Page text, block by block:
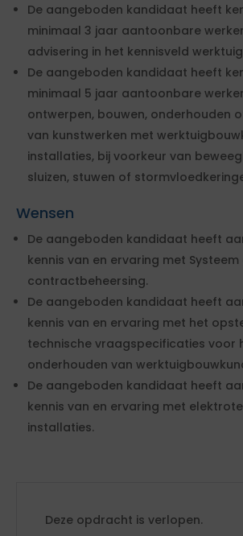
De aangeboden kandidaat heeft
minimaal 3 jaar aantoonbare
advisering in het kennisveld
De aangeboden kandidaat heeft
minimaal 5 jaar aantoonbare
ontwerpen, bouwen, onderhouden
van kunstwerken met
installaties, bij voorkeur van
sluizen, stuwen of
Wensen
De aangeboden kandidaat heeft
kennis van en ervaring met
contractbeheersing.
De aangeboden kandidaat heeft
kennis van en ervaring met het
technische vraagspecificaties voor
onderhouden van
De aangeboden kandidaat heeft
kennis van en ervaring met
installaties.
Deze opdracht is verlopen.